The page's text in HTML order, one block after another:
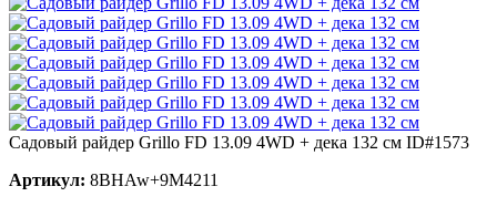
Садовый райдер Grillo FD 13.09 4WD + дека 132 см ID#1573
Артикул: 8BHAw+9M4211